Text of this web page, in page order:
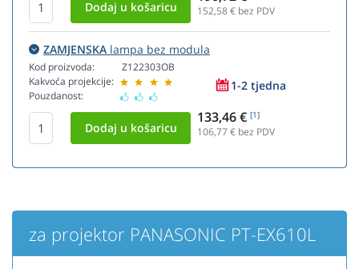
152,58€ bez PDV
ZAMJENSKA lampa bez modula
Kod proizvoda:
Kakvoća projekcije:
Pouzdanost:
Z122303OB
1-2 tjedna
133,46 € [1]
106,77 € bez PDV
za projektor PANASONIC PT-EX610L